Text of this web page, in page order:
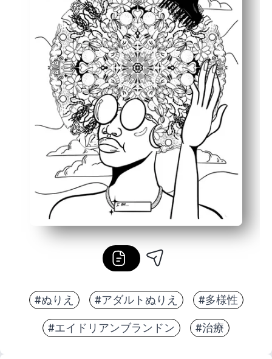
ポジティブな話を促す-気持ち、感謝、優しさ、セル
#ぬりえ #アダルトぬりえ #多様性
#エイドリアンブランドン #治療